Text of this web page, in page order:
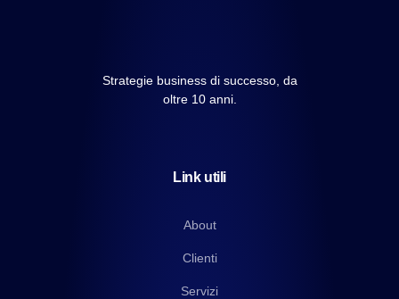
Strategie business di successo, da
oltre 10 anni.
Link utili
About
Clienti
Servizi